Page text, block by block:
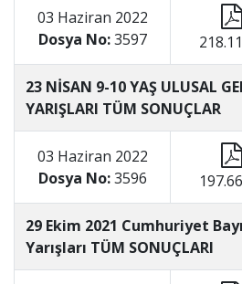
03 Haziran 2022
Dosya No:3597
23 NİSAN 9-10 YAŞ ULUSAL
YARIŞLARI TÜM SONUÇLAR
03 Haziran 2022
Dosya No:3596
29 Ekim 2021 Cumhuriyet
Yarışları TÜM SONUÇLARI